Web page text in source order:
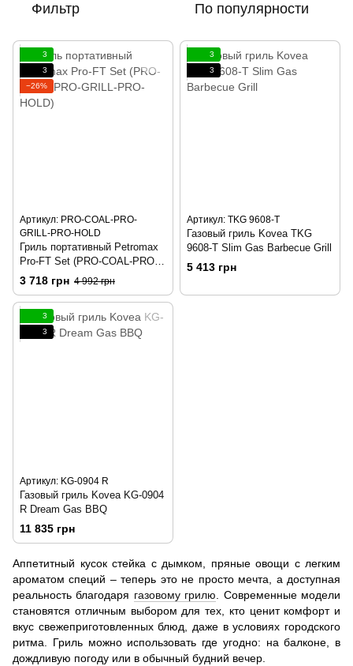
Фильтр По популярности
3
3
−26%
Артикул: PRO-COAL-PRO-
GRILL-PRO-HOLD
Гриль портативный Petromax
Pro-FT Set (PRO-COAL-PRO-
GRILL-PRO-HOLD)
3 718 грн 4 992 грн
3
3
Артикул: TKG 9608-T
Газовый гриль Kovea TKG
9608-T Slim Gas Barbecue Grill
5 413 грн
3
3
Артикул: KG-0904 R
Газовый гриль Kovea KG-0904
R Dream Gas BBQ
11 835 грн
Аппетитный кусок стейка с дымком, пряные овощи с легким
ароматом специй – теперь это не просто мечта, а доступная
реальность благодаря газовому грилю. Современные модели
становятся отличным выбором для тех, кто ценит комфорт и
вкус свежеприготовленных блюд, даже в условиях городского
ритма. Гриль можно использовать где угодно: на балконе, в
дождливую погоду или в обычный будний вечер.